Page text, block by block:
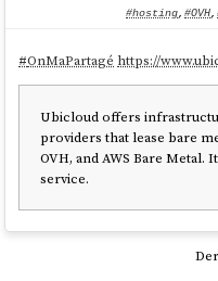
#hosting, #OVH,
#OnMaPartagé https://
Ubicloud offers
providers that lease bare
OVH, and AWS Bare Metal.
service.